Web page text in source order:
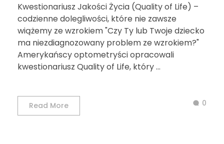
Kwestionariusz Jakości Życia (Quality of Life) –
codzienne dolegliwości, które nie zawsze
wiążemy ze wzrokiem "Czy Ty lub Twoje dziecko
ma niezdiagnozowany problem ze wzrokiem?"
Amerykańscy optometryści opracowali
kwestionariusz Quality of Life, który ...
Read More 0